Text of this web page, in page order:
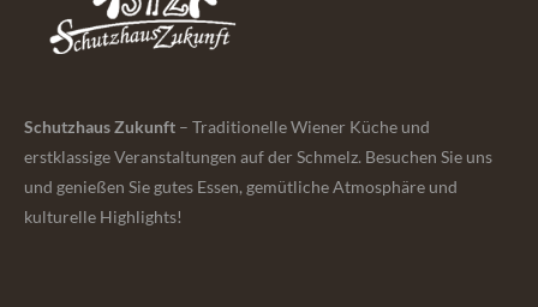
Schutzhaus Zukunft – Traditionelle Wiener Küche und
erstklassige Veranstaltungen auf der Schmelz. Besuchen Sie uns
und genießen Sie gutes Essen, gemütliche Atmosphäre und
kulturelle Highlights!